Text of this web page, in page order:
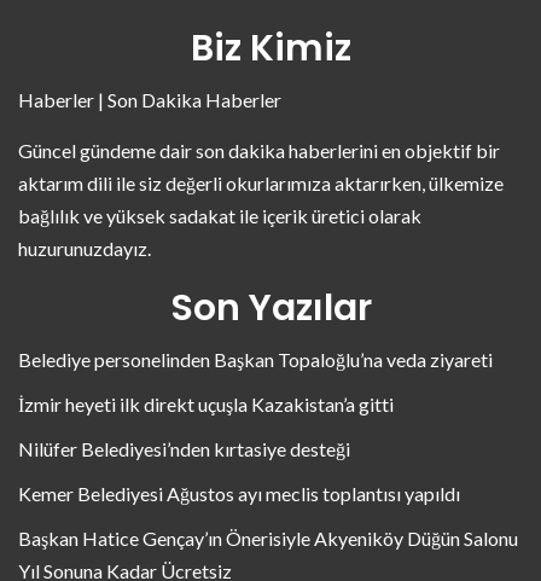
Biz Kimiz
Haberler | Son Dakika Haberler
Güncel gündeme dair son dakika haberlerini en objektif bir
aktarım dili ile siz değerli okurlarımıza aktarırken, ülkemize
bağlılık ve yüksek sadakat ile içerik üretici olarak
huzurunuzdayız.
Son Yazılar
Belediye personelinden Başkan Topaloğlu’na veda ziyareti
İzmir heyeti ilk direkt uçuşla Kazakistan’a gitti
Nilüfer Belediyesi’nden kırtasiye desteği
Kemer Belediyesi Ağustos ayı meclis toplantısı yapıldı
Başkan Hatice Gençay’ın Önerisiyle Akyeniköy Düğün Salonu
Yıl Sonuna Kadar Ücretsiz